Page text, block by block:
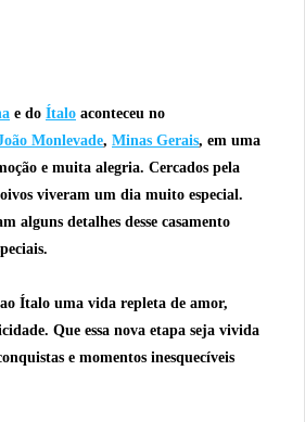
e do Ítalo aconteceu no
Monlevade, Minas Gerais, em uma
e muita alegria. Cercados pela
viveram um dia muito especial.
alguns detalhes desse casamento
Ítalo uma vida repleta de amor,
Que essa nova etapa seja vivida
e momentos inesquecíveis